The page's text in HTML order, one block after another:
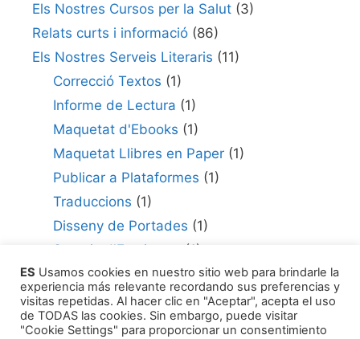
Els Nostres Cursos per la Salut (3)
Relats curts i informació (86)
Els Nostres Serveis Literaris (11)
Correcció Textos (1)
Informe de Lectura (1)
Maquetat d'Ebooks (1)
Maquetat Llibres en Paper(1)
Publicar a Plataformes (1)
Traduccions (1)
Disseny de Portades (1)
Serveis d'Escriptura
(1)
Consultor per Edició(1)
Com Publicar la teva Obra(1)
Agents Literaris(1)
ES Usamos cookies en nuestro sitio web para brindarle la
experiencia más relevante recordando sus preferencias y
visitas repetidas. Al hacer clic en "Aceptar", acepta el uso
de TODAS las cookies. Sin embargo, puede visitar
"Cookie Settings" para proporcionar un consentimiento